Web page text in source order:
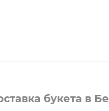
букета в